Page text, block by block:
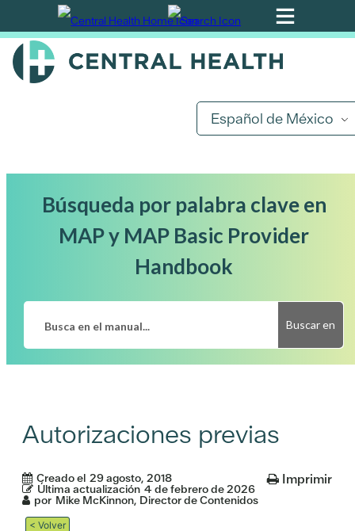
Ir
al
contenido
Español de México
Búsqueda por palabra clave en
MAP y MAP Basic Provider
Handbook
Buscar en
Autorizaciones previas
Creado el 29 agosto, 2018
Última actualización 4 de febrero de 2026
por Mike McKinnon, Director de Contenidos
Imprimir
< Volver